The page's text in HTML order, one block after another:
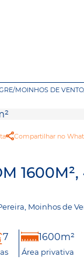
/MOINHOS DE VENTO
Compartilhar no
Moinhos de
7 1600m²
Área privativa